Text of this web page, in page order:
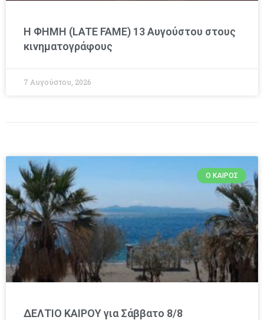
Η ΦΗΜΗ (LATE FAME) 13 Αυγούστου στους
κινηματογράφους
7 Αυγούστου, 2026
Ο ΚΑΙΡΌΣ
ΔΕΛΤΙΟ ΚΑΙΡΟΥ για Σάββατο 8/8